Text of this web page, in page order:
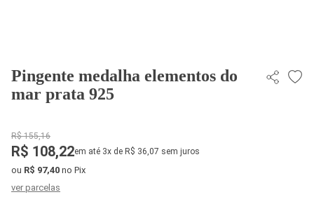
Pingente medalha elementos do
mar prata 925
R$ 155,16
R$ 108,22em até 3x de R$ 36,07 sem juros
ou R$ 97,40 no Pix
ver parcelas